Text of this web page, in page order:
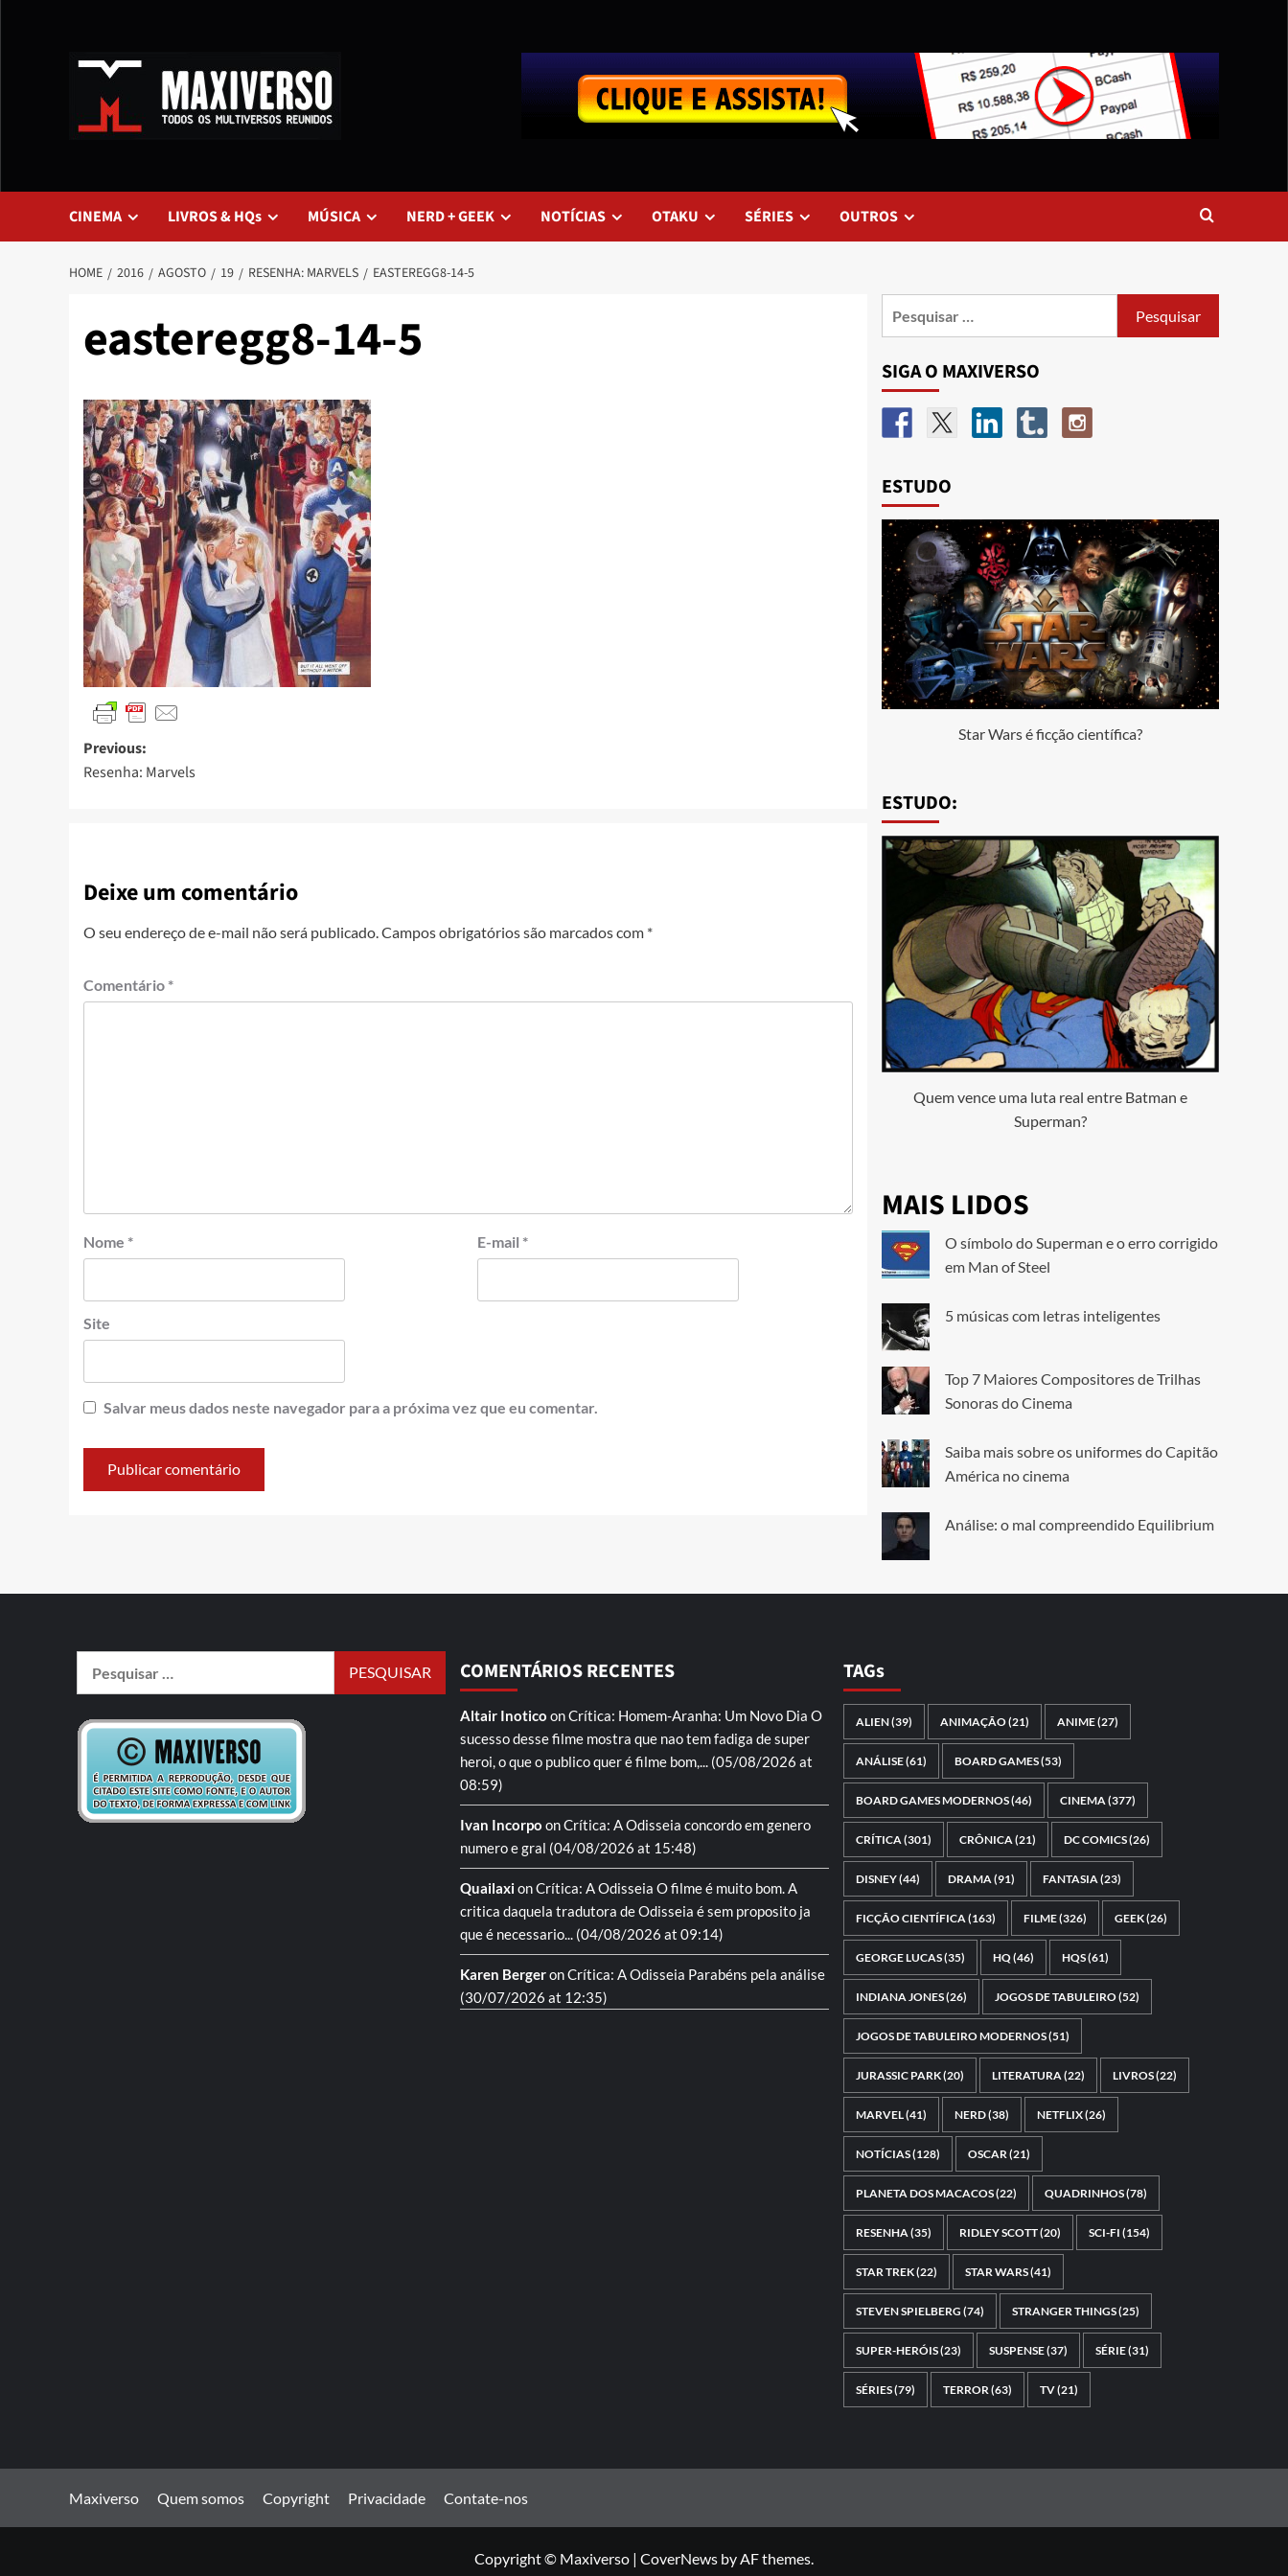
CINEMA LIVROS & HQs MÚSICA NERD + GEEK NOTÍCIAS OTAKU SÉRIES OUTROS
HOME 2016 AGOSTO 19 RESENHA: MARVELS EASTEREGG8-14-5
easteregg8-14-5
Previous:
Resenha: Marvels
Deixe um comentário
O seu endereço de e-mail não será publicado.Campos obrigatórios são marcados com *
Comentário *
Nome * E-mail *
Site
Salvar meus dados neste navegador para a próxima vez que eu comentar.
SIGA O MAXIVERSO
ESTUDO
Star Wars é ficção científica?
ESTUDO:
Quem vence uma luta real entre Batman e
Superman?
MAIS LIDOS
O símbolo do Superman e o erro corrigido
em Man of Steel
5 músicas com letras inteligentes
Top 7 Maiores Compositores de Trilhas
Sonoras do Cinema
Saiba mais sobre os uniformes do Capitão
América no cinema
Análise: o mal compreendido Equilibrium
COMENTÁRIOS RECENTES
Altair Inotico onCrítica: Homem-Aranha: Um Novo Dia O
sucesso desse filme mostra que nao tem fadiga de super
heroi, o que o publico quer é filme bom,... (05/08/2026 at
08:59)
Ivan Incorpo onCrítica: A Odisseia concordo em genero
numero e gral (04/08/2026 at 15:48)
QuailaxionCrítica: A Odisseia O filme é muito bom. A
critica daquela tradutora de Odisseia é sem proposito ja
que é necessario... (04/08/2026 at 09:14)
Karen BergeronCrítica: A Odisseia Parabéns pela análise
(30/07/2026 at 12:35)
TAGs
ALIEN(39) ANIMAÇÃO(21) ANIME(27)
ANÁLISE(61) BOARD GAMES(53)
BOARD GAMES MODERNOS(46) CINEMA (377)
CRÍTICA (301) CRÔNICA (21) DC COMICS(26)
DISNEY(44) DRAMA (91) FANTASIA (23)
FICÇÃO CIENTÍFICA (163) FILME(326) GEEK(26)
GEORGE LUCAS(35) HQ(46) HQS(61)
INDIANA JONES(26) JOGOS DE TABULEIRO(52)
JOGOS DE TABULEIRO MODERNOS(51)
JURASSIC PARK(20) LITERATURA (22) LIVROS(22)
MARVEL(41) NERD(38) NETFLIX(26)
NOTÍCIAS(128) OSCAR (21)
PLANETA DOS MACACOS(22) QUADRINHOS(78)
RESENHA (35) RIDLEY SCOTT(20) SCI-FI (154)
STAR TREK(22) STAR WARS(41)
STEVEN SPIELBERG (74) STRANGER THINGS(25)
SUPER-HERÓIS(23) SUSPENSE(37) SÉRIE(31)
SÉRIES(79) TERROR (63) TV(21)
Maxiverso Quem somos Copyright Privacidade Contate-nos
Copyright © Maxiverso | CoverNews by AF themes.